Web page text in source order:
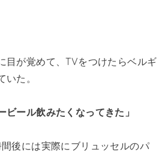
目が覚めて、TVをつけたらベルギ
た。
ビール飲みたくなってきた」
後には実際にブリュッセルのパ